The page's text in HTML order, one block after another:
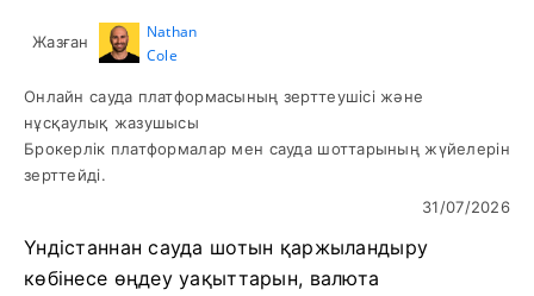
Жазған
Nathan
Cole
Онлайн сауда платформасының зерттеушісі және
нұсқаулық жазушысы
Брокерлік платформалар мен сауда шоттарының жүйелерін
зерттейді.
31/07/2026
Үндістаннан сауда шотын қаржыландыру
көбінесе өңдеу уақыттарын, валюта